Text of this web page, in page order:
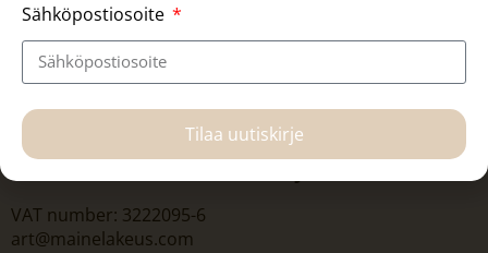
VAT number: 3222095-6
art@mainelakeus.com
Sähköpostiosoite
Tilaa uutiskirje